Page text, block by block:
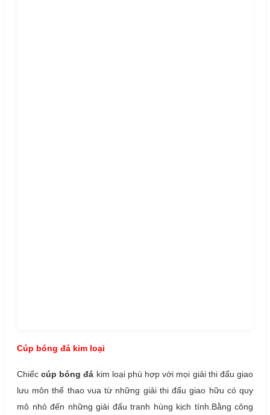
Cúp bóng đá kim loại
Chiếccúp bóng đá kim loại phù hợp với mọi giải thi đấu giao
lưu môn thể thao vua từ những giải thi đấu giao hữu có quy
mô nhỏ đến những giải đấu tranh hùng kịch tính.Bằng công